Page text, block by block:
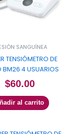
SANGUÍNEA
TENSIÓMETRO DE
BM26 4 USUARIOS
$60.00
al carrito